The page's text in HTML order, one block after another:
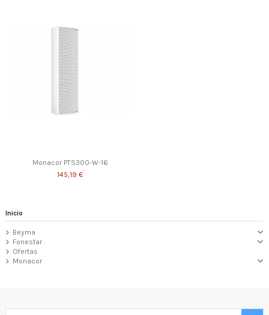
Monacor PTS300-W-16
145,19 €
Inicio
Beyma
Fonestar
Ofertas
Monacor